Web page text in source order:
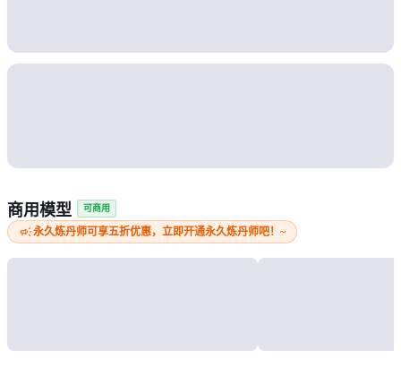
商用模型 可商用
campaign永久炼丹师可享五折优惠，立即开通永久炼丹师吧！~